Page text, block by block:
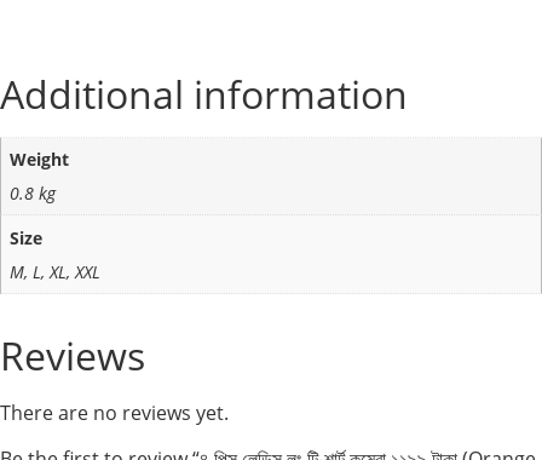
Additional information
Weight
0.8 kg
Size
M, L, XL, XXL
Reviews
There are no reviews yet.